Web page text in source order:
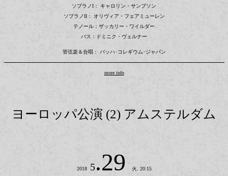
ソプラノI： キャロリン・サンプソン
ソプラノII： オリヴィア・フェアミューレン
テノール：ザッカリー・ワイルダー
バス：ドミニク・ヴェルナー
管弦楽＆合唱： バッハ･コレギウム･ジャパン
more info
ヨーロッパ公演 (2) アムステルダム
2018 5.29 火. 20:15